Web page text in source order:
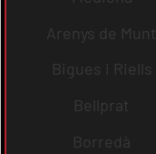
Arenys de Munt
Bigues i Riells
Bellprat
Borredà